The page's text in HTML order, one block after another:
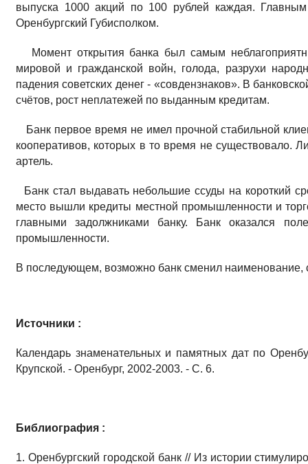
выпуска 1000 акций по 100 рублей каждая.
Оренбургский Губисполком.
Момент открытия банка был самым
мировой и гражданской войн, голода, разрухи
падения советских денег - «совдензнаков». В
счётов, рост неплатежей по выданным кредитам.
Банк первое время не имел прочной стабильной
кооперативов, которых в то время не существовало.
артель.
Банк стал выдавать небольшие ссуды на короткий
место вышли кредиты местной промышленности и
главными задолжниками банку. Банк оказался
промышленности.
В последующем, возможно банк сменил наименование,
Источники :
Календарь знаменательных и памятных дат по
Крупской. - Оренбург, 2002-2003. - С. 6.
Библиография :
1. Оренбургский городской банк // Из истории